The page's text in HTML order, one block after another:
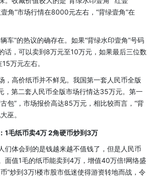
壹角”市场行情在8000元左右，“背绿壹角”在
”的热议的确存在。如果“背绿水印壹角”号码
话，可以卖到8万元至10万元，如果最后三位数
万元左右。
高价纸币并不鲜见。我国第一套人民币全版
，第二套人民币全版市场行情达35万元。第一
包”，市场报价高达85万元，相比较而言，“背
巫。
毛纸币卖4万 2角硬币炒到3万
体会到的是钱越来越不值钱了，但是人民币
面值1毛的纸币能卖到4万，增值40万倍!网络盛
”炒到3万!楼市股市低迷使得游资转地而战，令